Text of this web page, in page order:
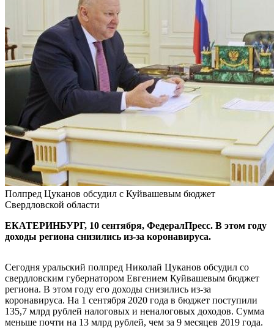
Полпред Цуканов обсудил с Куйвашевым бюджет
Свердловской области
ЕКАТЕРИНБУРГ, 10 сентября, ФедералПресс. В этом году
доходы региона снизились из-за коронавируса.
Сегодня уральский полпред Николай Цуканов обсудил со
свердловским губернатором Евгением Куйвашевым бюджет
региона. В этом году его доходы снизились из-за
коронавируса. На 1 сентября 2020 года в бюджет поступили
135,7 млрд рублей налоговых и неналоговых доходов. Сумма
меньше почти на 13 млрд рублей, чем за 9 месяцев 2019 года.